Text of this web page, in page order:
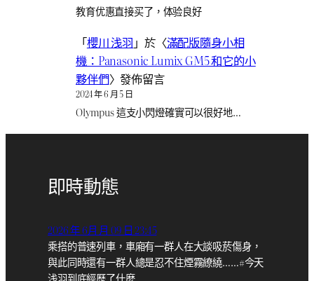
教育优惠直接买了，体验良好
「櫻川 浅羽 」於〈滿配版隨身小相
機：Panasonic Lumix GM5 和它的小
夥伴們〉發佈留言
2024 年 6 月 5 日
Olympus 這支小閃燈確實可以很好地…
即時動態
2026 年 6月 月 09 日 23:45
乘搭的普速列車，車廂有一群人在大談吸菸傷身，
與此同時還有一群人總是忍不住煙霧繚繞……#今天